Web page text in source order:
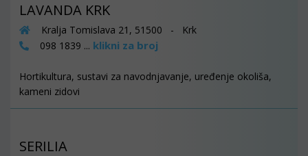
LAVANDA KRK
Kralja Tomislava 21, 51500 - Krk
098 1839 ... klikni za broj
Hortikultura, sustavi za navodnjavanje, uređenje okoliša,
kameni zidovi
SERILIA